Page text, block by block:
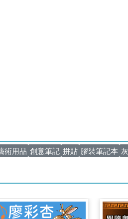
術用品 創意筆記 拼貼 膠裝筆記本